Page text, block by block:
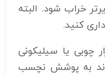
خراب شود. البته
کنید.
چوبی یا سیلیکونی
به پوشش نچسب